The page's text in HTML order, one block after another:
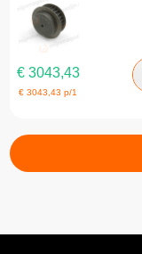
€3043,43
€3043,43 p/1